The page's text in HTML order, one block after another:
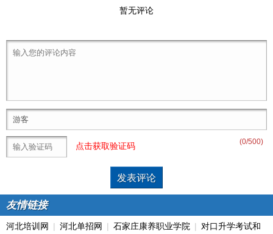
暂无评论
(0/500)
点击获取验证码
友情链接
河北培训网 | 河北单招网 | 石家庄康养职业学院 | 对口升学考试和